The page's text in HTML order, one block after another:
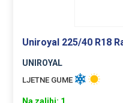
Uniroyal 225/40 R18
UNIROYAL
LJETNE GUME